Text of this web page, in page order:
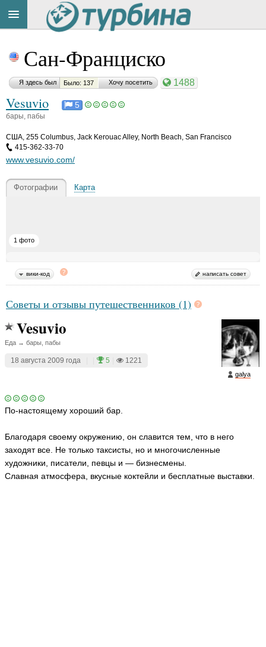
Сан-Франциско
Я здесь был Было: 137 Хочу посетить 1488
Vesuvio 5
бары, пабы
CША, 255 Columbus, Jack Kerouac Alley, North Beach, San Francisco
415-362-33-70
www.vesuvio.com/
Фотографии Карта
1 фото
вики-код написать совет
Советы и отзывы путешественников (1)
galya
Vesuvio
Еда → бары, пабы
18 августа 2009 года 5 1221
По-настоящему хороший бар.
Благодаря своему окружению, он славится тем, что в него
заходят все. Не только таксисты, но и многочисленные
художники, писатели, певцы и — бизнесмены.
Славная атмосфера, вкусные коктейли и бесплатные выставки.
на
сайте:
Button